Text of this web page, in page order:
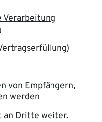
Verarbeitung
von Empfängern,
werden
an Dritte weiter.